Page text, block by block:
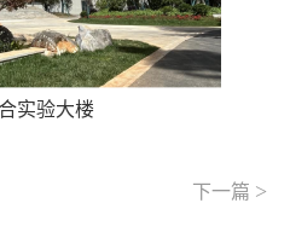
实验大楼
下一篇 >